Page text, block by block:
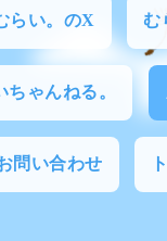
らい。のX む
ちゃんねる。
問い合わせ